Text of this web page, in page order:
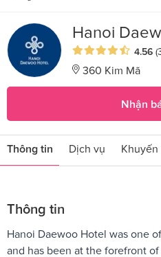
Hanoi
4.56
360 Kim Mã
Nhận
Thông tin Dịch vụ Khuyến
Thông tin
Hanoi Daewoo Hotel was one
and has been at the forefront